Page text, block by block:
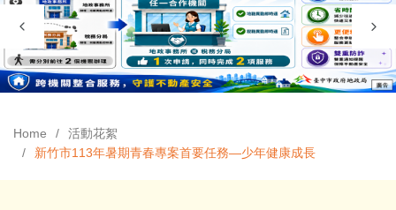
Home
活動花絮
新竹市113年暑期青春專案首要任務—少年健康成長